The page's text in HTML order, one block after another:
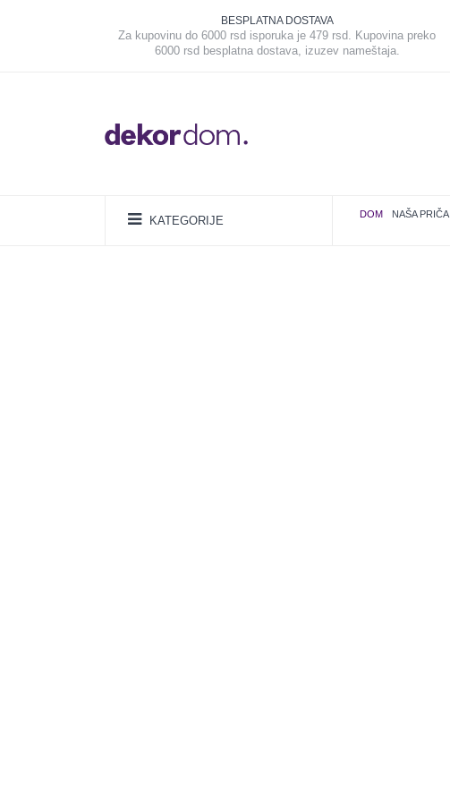
BESPLATNA DOSTAVA
Za kupovinu do 6000 rsd isporuka je 479 rsd. Kupovina preko
6000 rsd besplatna dostava, izuzev nameštaja.
KATEGORIJE DOM NAŠA PRIČA